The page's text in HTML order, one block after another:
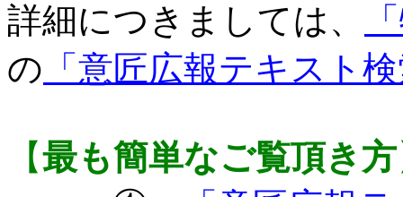
詳細につきましては、
の 「意匠広報テキスト
【最も簡単なご覧頂き方